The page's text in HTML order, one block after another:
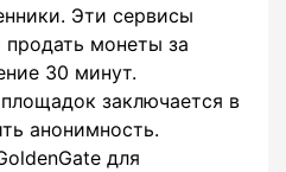
Эти сервисы
продать монеты за
30 минут.
заключается в
анонимность.
для